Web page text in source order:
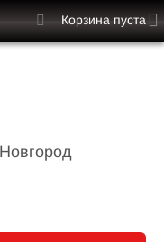
Корзина пуста